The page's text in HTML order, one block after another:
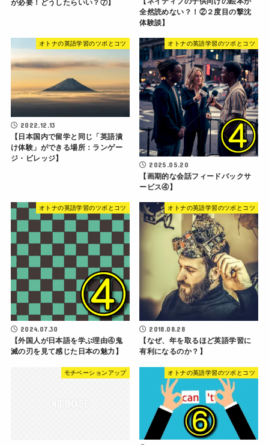
が必要！どうしたらいい？⑦】
全然読めない？！②２度目の撃沈
体験談】
オトナの英語学習のツボとコツ
2022.12.13
【日本国内で留学と同じ「英語漬
け体験」ができる場所：ランゲー
ジ・ビレッジ】
オトナの英語学習のツボとコツ
2025.05.20
【画期的な会話フィードバックサ
ービス④】
オトナの英語学習のツボとコツ
2024.07.30
【外国人が日本語を学ぶ理由④鬼
滅の刃を見て感じた日本の魅力】
オトナの英語学習のツボとコツ
2018.08.28
【なぜ、年を取るほど英語学習に
有利になるのか？】
モチベーションアップ オトナの英語学習のツボとコツ